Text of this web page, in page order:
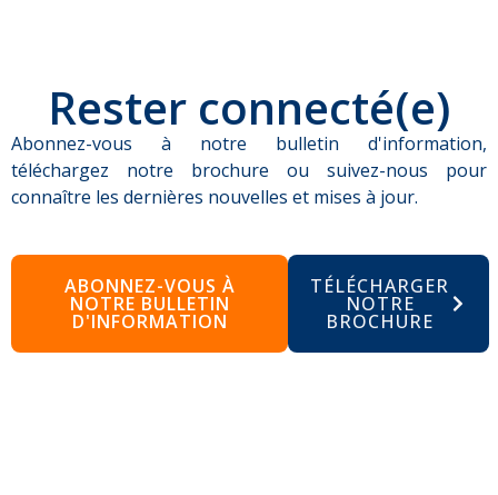
Rester connecté(e)
Abonnez-vous à notre bulletin d'information,
téléchargez notre brochure ou suivez-nous pour
connaître les dernières nouvelles et mises à jour.
ABONNEZ-VOUS À
NOTRE BULLETIN
D'INFORMATION
TÉLÉCHARGER
NOTRE
BROCHURE